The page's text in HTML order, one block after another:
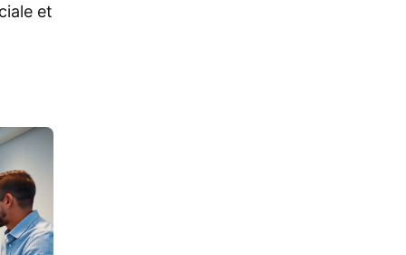
et